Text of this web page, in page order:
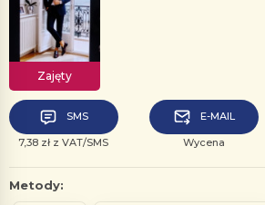
Zajęty
SMS
7,38 zł z VAT/SMS
E-MAIL
Wycena
Metody: